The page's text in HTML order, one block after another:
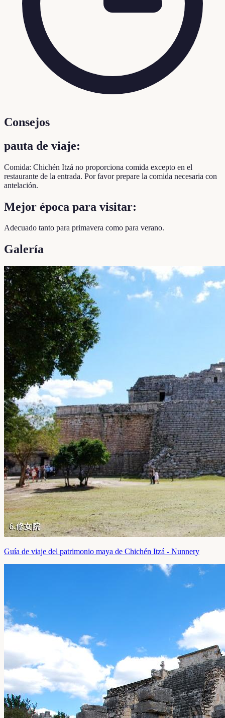
Consejos
pauta de viaje:
Comida: Chichén Itzá no proporciona comida excepto en el
restaurante de la entrada. Por favor prepare la comida necesaria con
antelación.
Mejor época para visitar:
Adecuado tanto para primavera como para verano.
Galería
Guía de viaje del patrimonio maya de Chichén Itzá - Nunnery